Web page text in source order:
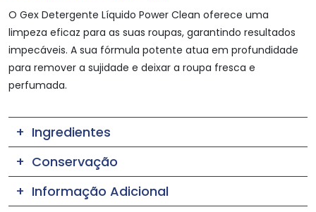
O Gex Detergente Líquido Power Clean oferece uma
limpeza eficaz para as suas roupas, garantindo resultados
impecáveis. A sua fórmula potente atua em profundidade
para remover a sujidade e deixar a roupa fresca e
perfumada.
Ingredientes
Conservação
Informação Adicional